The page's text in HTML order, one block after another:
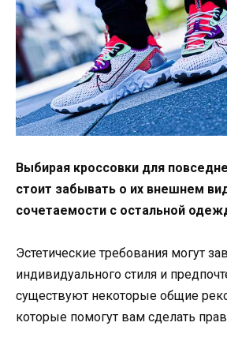
Выбирая кроссовки для
стоит забывать о их внешнем
сочетаемости с остальной
Эстетические требования могут
индивидуального стиля и
существуют некоторые общие
которые помогут вам сделать